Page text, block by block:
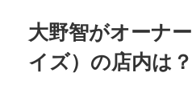
大野智がオーナー
イズ） の店内は？